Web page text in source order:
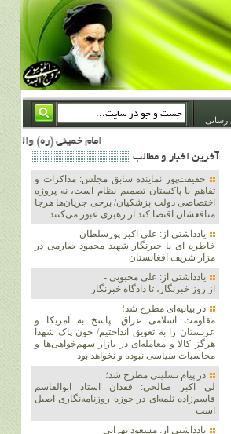
رسانی
امام خمینی (ره) والله اسلام تمامش سیاست است؛ ***** امام شهید: به گفتار امام و کردار امام اهتمام بورزید ***** امام خمینی(ره): ان شاء الله ما اندوه دلمان را در وقت مناسب با انتقام از امریکا و آل سعود برطرف خواهیم ساخت و داغ و حسرت حلاوت
آخرين اخبار و مطالب
حقیقت‌پور نماینده سابق مجلس: مذاکرات و
تفاهم با پاکستان تصمیم نظام است، نه پروژه
اختصاصی دولت پزشکیان/ برخی جریان‌ها هرجا
منافعشان اقتضا کند از رهبری عبور می‌کنند
یادداشتی از: علی اکبر پورسلطان
خاطره ای با خبرنگار شهید محمود صارمی در
مزار شریف افغانستان
یادداشتی از: علی محبوبی -
از روز خبرنگار، تا دادگاه خبرنگار
در بیانیه‌ای مطرح شد؛
مقاومت اسلامی عراق: پاسخ به آمریکا و
عربستان را به تعویق انداختیم/ خون پاک شهدا
هرگز کالا و معامله‌ای در بازار سهم‌خواهی‌ها و
محاسبات سیاسی نبوده و نخواهد بود
در پیام تسلیتی مطرح شد؛
لی اکبر صالحی: فقدان استاد ابوالقاسم
قاسم‌زاده ثلمه‌ای در حوزه روزنامه‌نگاری اصیل
است
یادداشتی از: مسعود تهرانی